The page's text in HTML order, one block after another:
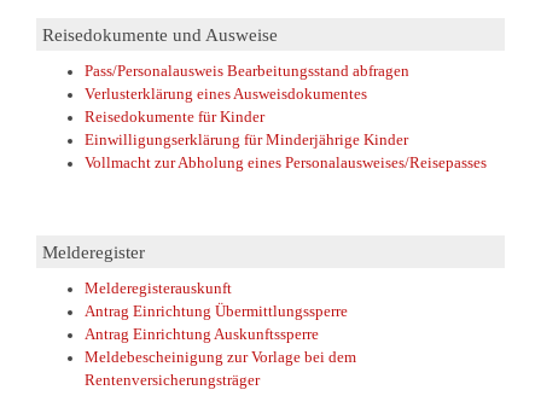
Reisedokumente und Ausweise
Pass/Personalausweis Bearbeitungsstand abfragen
Verlusterklärung eines Ausweisdokumentes
Reisedokumente für Kinder
Einwilligungserklärung für Minderjährige Kinder
Vollmacht zur Abholung eines Personalausweises/Reisepasses
Melderegister
Melderegisterauskunft
Antrag Einrichtung Übermittlungssperre
Antrag Einrichtung Auskunftssperre
Meldebescheinigung zur Vorlage bei dem
Rentenversicherungsträger